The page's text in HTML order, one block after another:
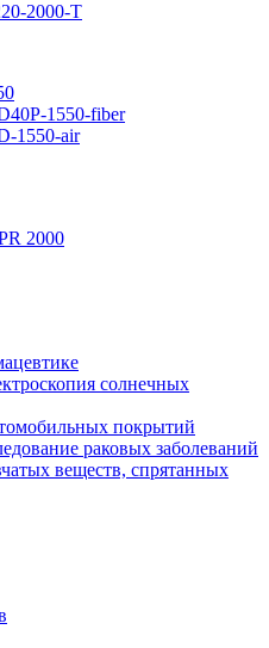
2000-T
1550-fiber
1550-air
2000
солнечных
покрытий
раковых заболеваний
веществ, спрятанных